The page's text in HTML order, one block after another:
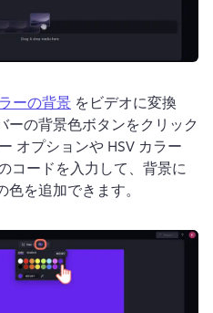
ーの背景 をビデオに変換
ーの背景色ボタンをクリック
オプションや HSV カラー
コードを入力して、背景に
を追加できます。